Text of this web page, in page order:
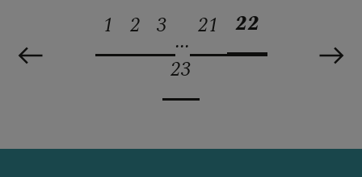
1 2 3
...
21
22
23